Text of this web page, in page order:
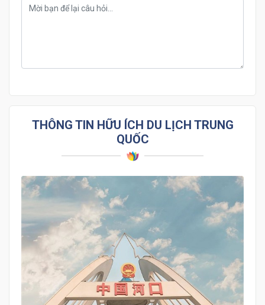
THÔNG TIN HỮU ÍCH DU LỊCH TRUNG
QUỐC